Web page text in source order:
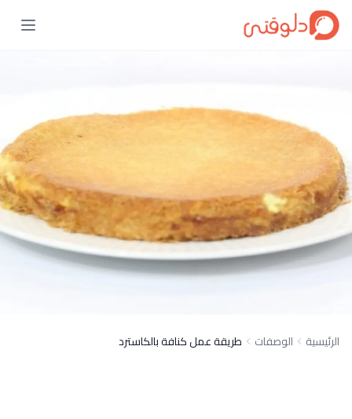
الرئيسية الوصفات طريقة عمل كنافة بالكاسترد